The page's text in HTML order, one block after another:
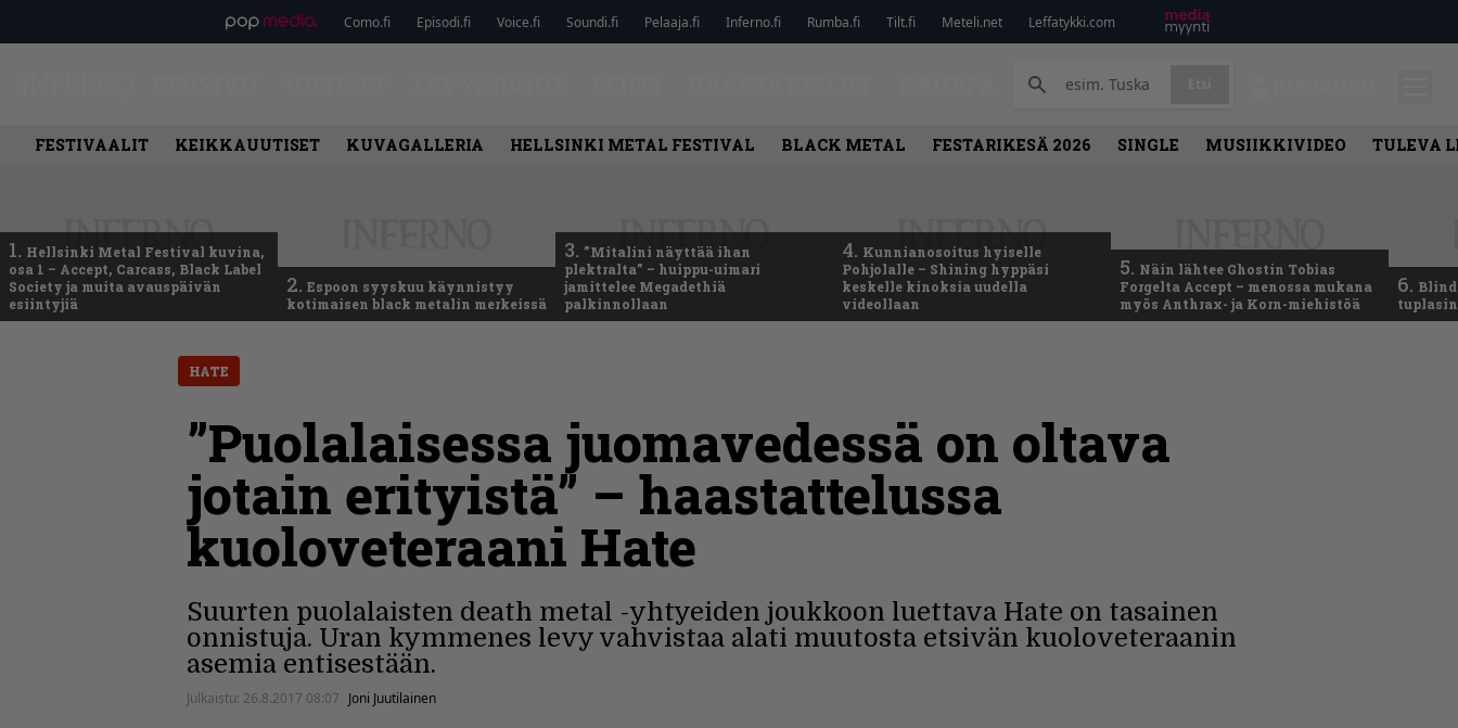
Como.fi Episodi.fi Voice.fi Soundi.fi Pelaaja.fi Inferno.fi Rumba.fi Tilt.fi Meteli.net Leffatykki.com
FESTIVAALIT KEIKKAUUTISET KUVAGALLERIA HELLSINKI METAL FESTIVAL BLACK METAL FESTARIKESÄ 2026 SINGLE MUSIIKKIVIDEO TULEVA
1. Hellsinki Metal Festival kuvina,
osa 1 – Accept, Carcass, Black Label
Society ja muita avauspäivän
esiintyjiä
2. Espoon syyskuu käynnistyy
kotimaisen black metalin merkeissä
3. ”Mitalini näyttää ihan
plektralta” – huippu-uimari
jamittelee Megadethiä
palkinnollaan
4. Kunnianosoitus hyiselle
Pohjolalle – Shining hyppäsi
keskelle kinoksia uudella
videollaan
5. Näin lähtee Ghostin Tobias
Forgelta Accept – menossa mukana
myös Anthrax- ja Korn-miehistöä
6.
HATE
”Puolalaisessa juomavedessä on oltava
jotain erityistä” – haastattelussa
kuoloveteraani Hate
Suurten puolalaisten death metal -yhtyeiden joukkoon luettava Hate on tasainen
onnistuja. Uran kymmenes levy vahvistaa alati muutosta etsivän kuoloveteraanin
asemia entisestään.
Julkaistu: 26.8.2017 08:07 Joni Juutilainen